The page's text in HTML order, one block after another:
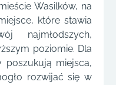
Wasilków, na
które stawia
najmłodszych,
poziomie. Dla
poszukują miejsca,
rozwijać się w